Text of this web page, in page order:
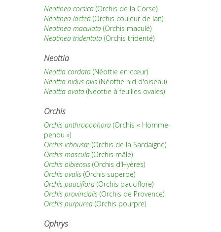
Neotinea corsica (Orchis de la Corse)
Neotinea lactea (Orchis couleur de lait)
Neotinea maculata (Orchis maculé)
Neotinea tridentata (Orchis tridenté)
Neottia
Neottia cordata (Néottie en cœur)
Neottia nidus-avis (Néottie nid d'oiseau)
Neottia ovata (Néottie à feuilles ovales)
Orchis
Orchis anthropophora (Orchis « Homme-
pendu »)
Orchis ichnusæ (Orchis de la Sardaigne)
Orchis mascula (Orchis mâle)
Orchis olbiensis (Orchis d'Hyères)
Orchis ovalis (Orchis superbe)
Orchis pauciflora (Orchis pauciflore)
Orchis provincialis (Orchis de Provence)
Orchis purpurea (Orchis pourpre)
Ophrys